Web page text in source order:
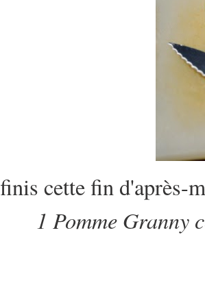
cette fin d'après-
1 Pomme Granny